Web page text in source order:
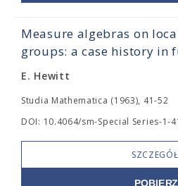
Measure algebras on
groups: a case history in
E. Hewitt
Studia Mathematica (1963), 41-52
DOI: 10.4064/sm-Special Series-1-